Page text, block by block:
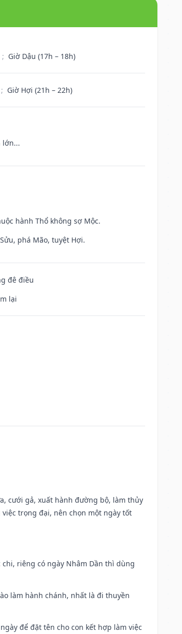
; Giờ Dậu (17h – 18h)
; Giờ Hợi (21h – 22h)
lớn...
hành Thổ không sợ Mộc.
phá Mão, tuyệt Hợi.
đê điều
lại
cưới gả, xuất hành đường bộ, làm thủy
trọng đại, nên chọn một ngày tốt
riêng có ngày Nhâm Dần thì dùng
làm hành chánh, nhất là đi thuyền
để đặt tên cho con kết hợp làm việc